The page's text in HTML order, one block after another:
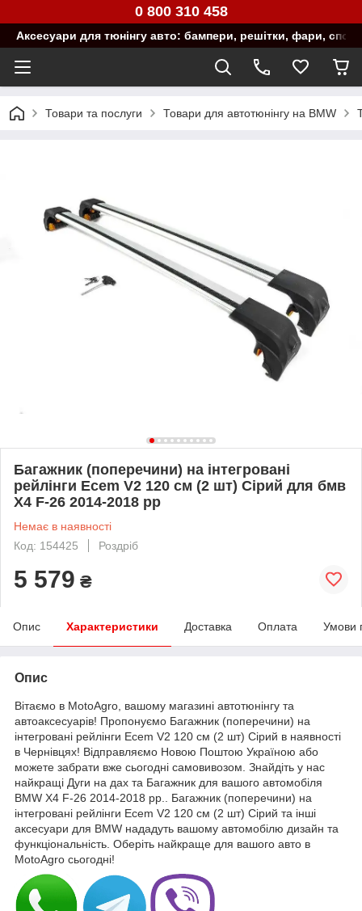
0 800 310 458
Аксесуари для тюнінгу авто: бампери, решітки, фари,
Товари та послуги Товари для автотюнінгу на BMW
Багажник (поперечини) на інтегровані
рейлінги Ecem V2 120 см (2 шт) Сірий для бмв
X4 F-26 2014-2018 рр
Немає в наявності
Код: 154425
Роздріб
5 579 ₴
Опис Характеристики Доставка Оплата Умови
Опис
Вітаємо в MotoAgro, вашому магазині автотюнінгу та
автоаксесуарів! Пропонуємо Багажник (поперечини) на
інтегровані рейлінги Ecem V2 120 см (2 шт) Сірий в наявності
в Чернівцях! Відправляємо Новою Поштою Україною або
можете забрати вже сьогодні самовивозом. Знайдіть у нас
найкращі Дуги на дах та Багажник для вашого автомобіля
BMW X4 F-26 2014-2018 рр.. Багажник (поперечини) на
інтегровані рейлінги Ecem V2 120 см (2 шт) Сірий та інші
аксесуари для BMW нададуть вашому автомобілю дизайн та
функціональність. Оберіть найкраще для вашого авто в
MotoAgro сьогодні!